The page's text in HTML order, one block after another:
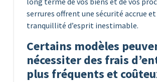
serrures offrent une sécurité accrue et
tranquillité d’esprit inestimable.
Certains modèles
nécessiter des frais
plus fréquents et